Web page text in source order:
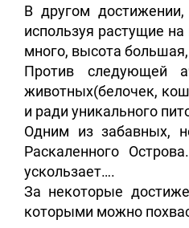
В другом
используя растущие
много, высота
Против следующей
животных(белочек,
и ради уникального
Одним из забавных,
Раскаленного
ускользает….
За некоторые
которыми можно